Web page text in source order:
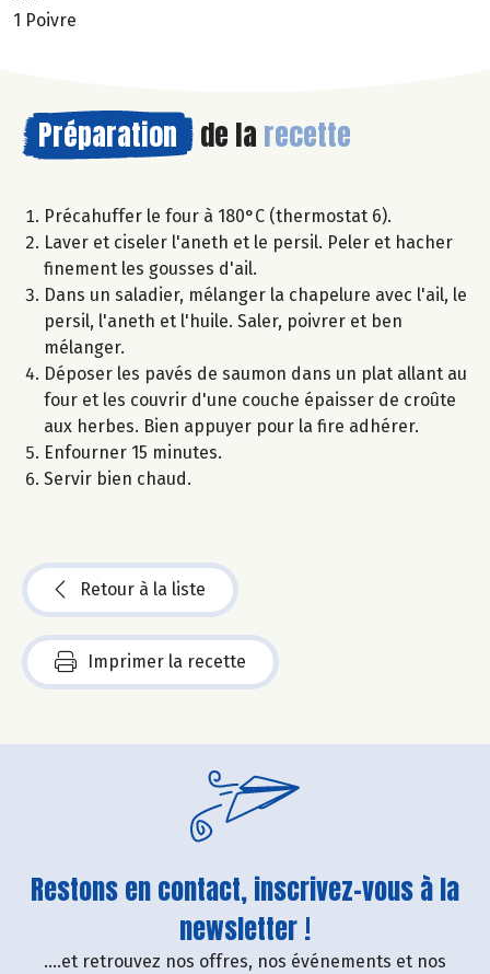
1 Poivre
Préparation de la recette
Précahuffer le four à 180°C (thermostat 6).
Laver et ciseler l'aneth et le persil. Peler et hacher
finement les gousses d'ail.
Dans un saladier, mélanger la chapelure avec l'ail, le
persil, l'aneth et l'huile. Saler, poivrer et ben
mélanger.
Déposer les pavés de saumon dans un plat allant au
four et les couvrir d'une couche épaisser de croûte
aux herbes. Bien appuyer pour la fire adhérer.
Enfourner 15 minutes.
Servir bien chaud.
Retour à la liste
Imprimer la recette
Restons en contact, inscrivez-vous à la
newsletter !
....et retrouvez nos offres, nos événements et nos